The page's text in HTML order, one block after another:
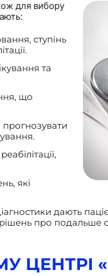
для вибору
ступінь
та
що
прогнозувати
які
дають
про подальше
ЦЕНТРІ